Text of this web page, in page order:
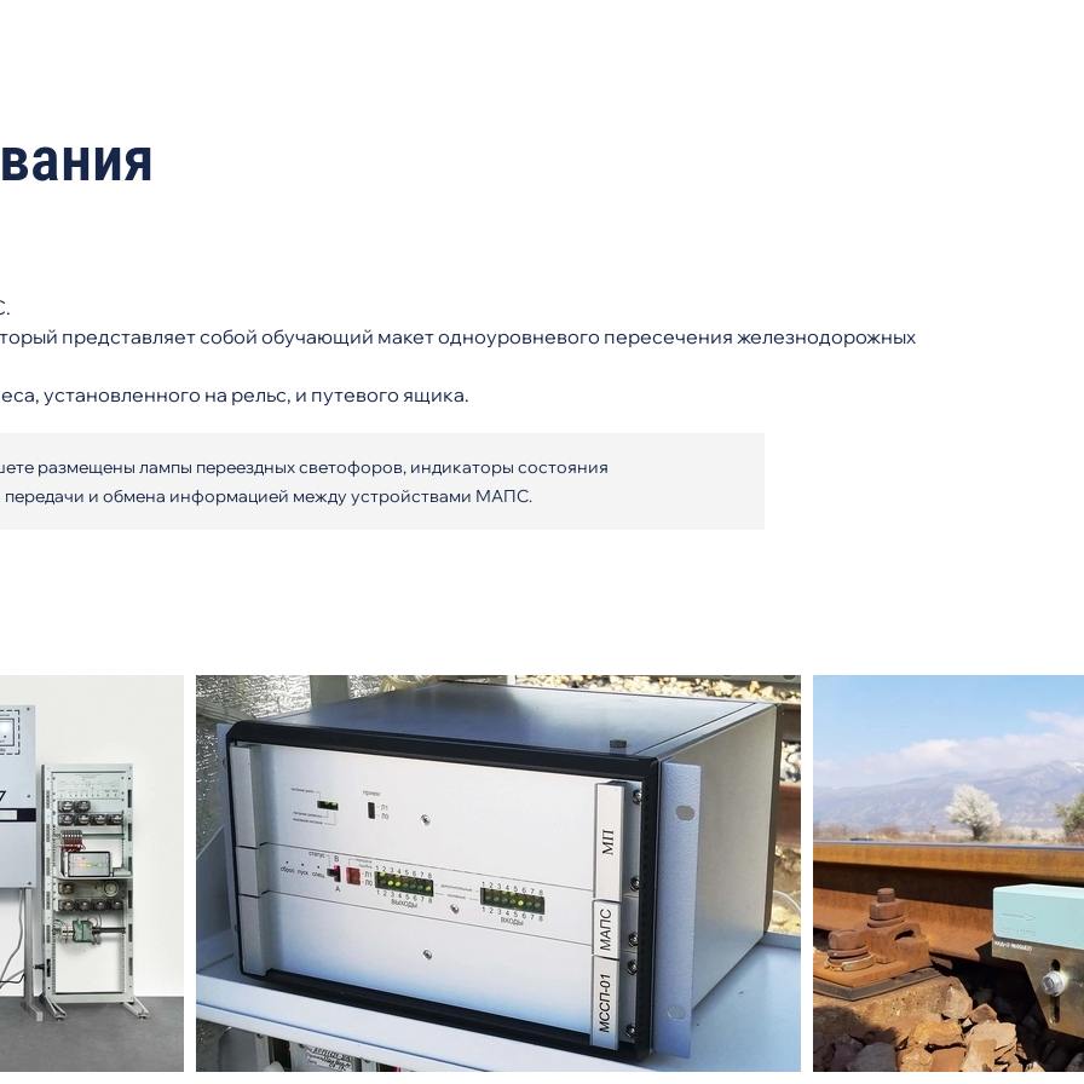
представляет собой обучающий макет одноуровневого пересечения железнодорожных
установленного на рельс, и путевого ящика.
размещены лампы переездных светофоров, индикаторы состояния
передачи и обмена информацией между устройствами МАПС.